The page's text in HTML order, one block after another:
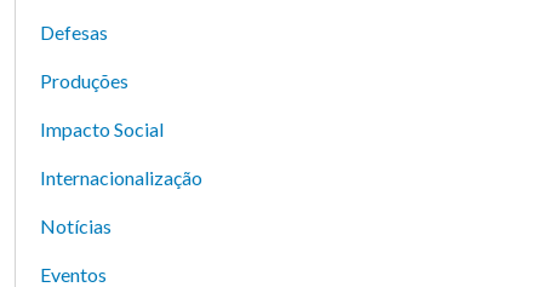
Defesas
Produções
Impacto Social
Internacionalização
Notícias
Eventos